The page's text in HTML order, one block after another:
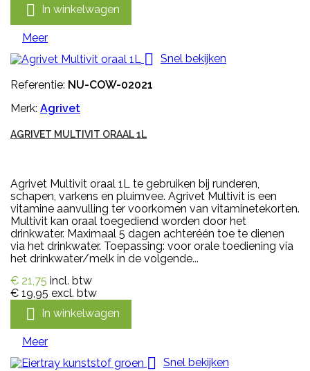
 In winkelwagen
Meer
 Snel bekijken
Referentie: NU-COW-02021
Merk: Agrivet
AGRIVET MULTIVIT ORAAL 1L
Agrivet Multivit oraal 1L te gebruiken bij runderen,
schapen, varkens en pluimvee. Agrivet Multivit is een
vitamine aanvulling ter voorkomen van vitaminetekorten.
Multivit kan oraal toegediend worden door het
drinkwater. Maximaal 5 dagen achteréén toe te dienen
via het drinkwater. Toepassing: voor orale toediening via
het drinkwater/melk in de volgende...
€ 21,75 incl. btw
€ 19,95 excl. btw
 In winkelwagen
Meer
 Snel bekijken